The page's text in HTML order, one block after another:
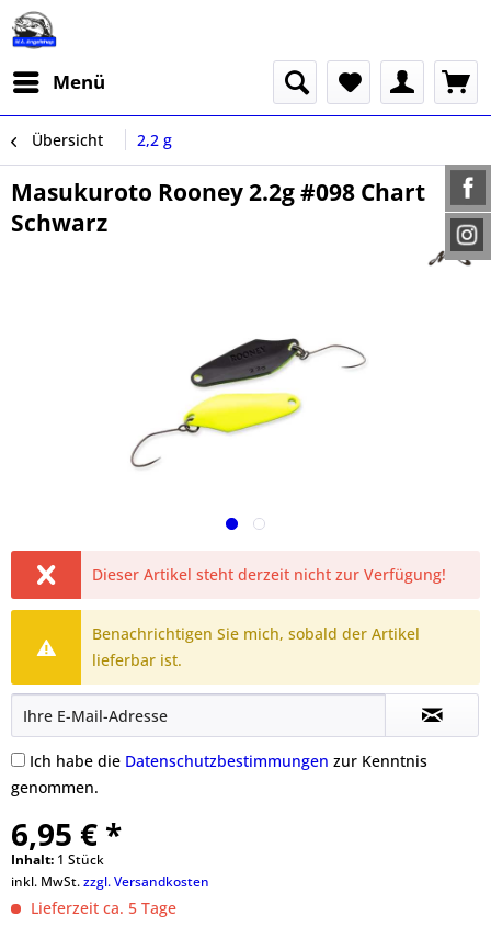
Menü
Übersicht 2,2 g
Masukuroto Rooney 2.2g #098 Chart
Schwarz
Dieser Artikel steht derzeit nicht zur Verfügung!
Benachrichtigen Sie mich, sobald der Artikel
lieferbar ist.
Ich habe die Datenschutzbestimmungen zur Kenntnis
genommen.
6,95 € *
Inhalt: 1 Stück
inkl. MwSt.zzgl. Versandkosten
Lieferzeit ca. 5 Tage